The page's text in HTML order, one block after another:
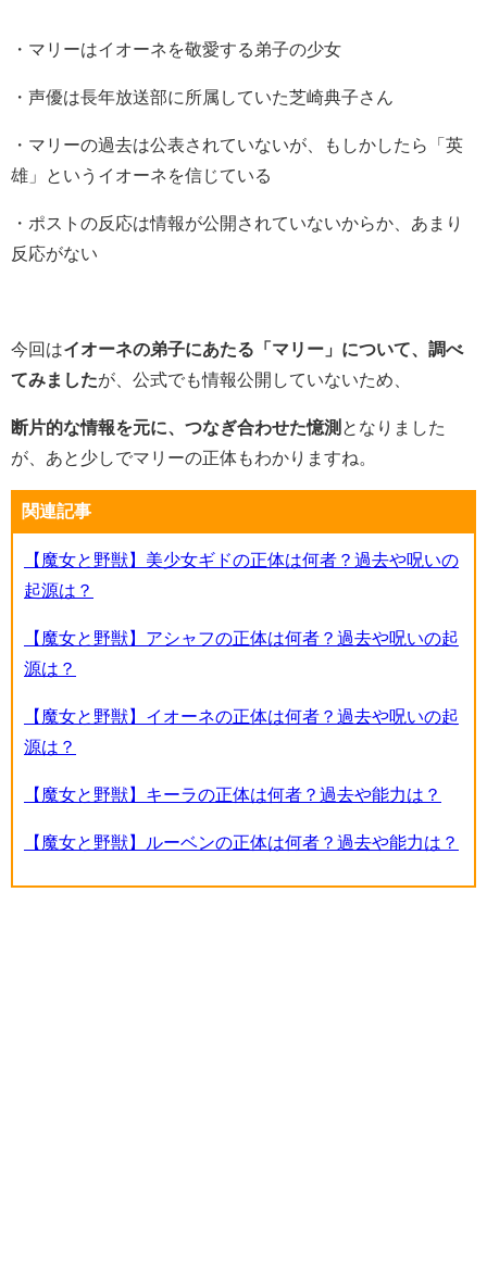
・マリーはイオーネを敬愛する弟子の少女
・声優は長年放送部に所属していた芝崎典子さん
・マリーの過去は公表されていないが、もしかしたら「英
雄」というイオーネを信じている
・ポストの反応は情報が公開されていないからか、あまり
反応がない
今回はイオーネの弟子にあたる「マリー」について、調べ
てみましたが、公式でも情報公開していないため、
断片的な情報を元に、つなぎ合わせた憶測 となりました
が、あと少しでマリーの正体もわかりますね。
関連記事
【魔女と野獣】美少女ギドの正体は何者？過去や呪いの
起源は？
【魔女と野獣】アシャフの正体は何者？過去や呪いの起
源は？
【魔女と野獣】イオーネの正体は何者？過去や呪いの起
源は？
【魔女と野獣】キーラの正体は何者？過去や能力は？
【魔女と野獣】ルーベンの正体は何者？過去や能力は？